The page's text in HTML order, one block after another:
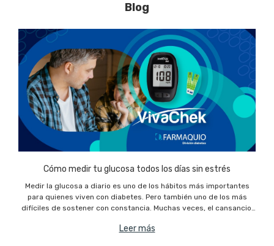
Blog
Cómo medir tu glucosa todos los días sin estrés
Medir la glucosa a diario es uno de los hábitos más importantes
para quienes viven con diabetes. Pero también uno de los más
difíciles de sostener con constancia. Muchas veces, el cansancio,
Leer más